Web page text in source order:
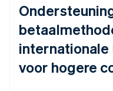
voor hogere